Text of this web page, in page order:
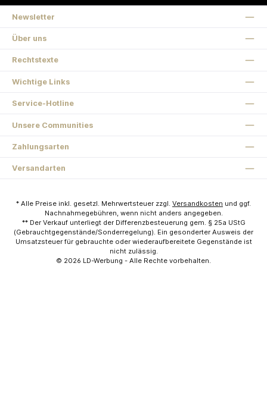
Newsletter
Über uns
Rechtstexte
Wichtige Links
Service-Hotline
Unsere Communities
Zahlungsarten
Versandarten
* Alle Preise inkl. gesetzl. Mehrwertsteuer zzgl. Versandkosten und ggf.
Nachnahmegebühren, wenn nicht anders angegeben.
** Der Verkauf unterliegt der Differenzbesteuerung gem. § 25a UStG
(Gebrauchtgegenstände/Sonderregelung). Ein gesonderter Ausweis der
Umsatzsteuer für gebrauchte oder wiederaufbereitete Gegenstände ist
nicht zulässig.
© 2026 LD-Werbung - Alle Rechte vorbehalten.